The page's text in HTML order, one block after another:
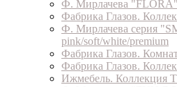
Ф. Мирлачева "FLORA"
Фабрика Глазов.
Ф. Мирлачева серия
pink/soft/white/premium
Фабрика Глазов.
Фабрика Глазов.
Ижмебель. Коллекция